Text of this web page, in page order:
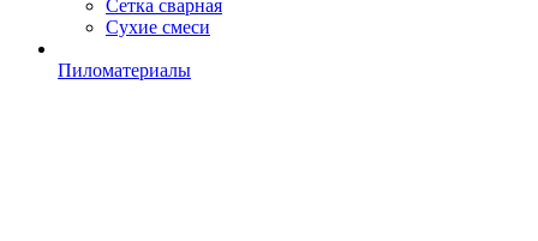
Сетка сварная
Сухие смеси
Пиломатериалы